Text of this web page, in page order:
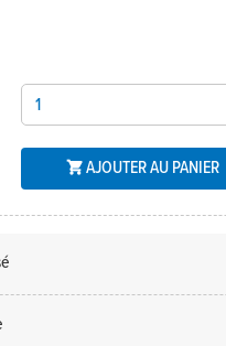
AJOUTER AU PANIER